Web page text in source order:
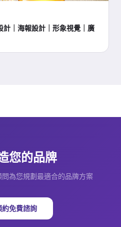
計｜海報設計｜形象視覺｜廣
您的品牌
為您規劃最適合的品牌方案
約免費諮詢